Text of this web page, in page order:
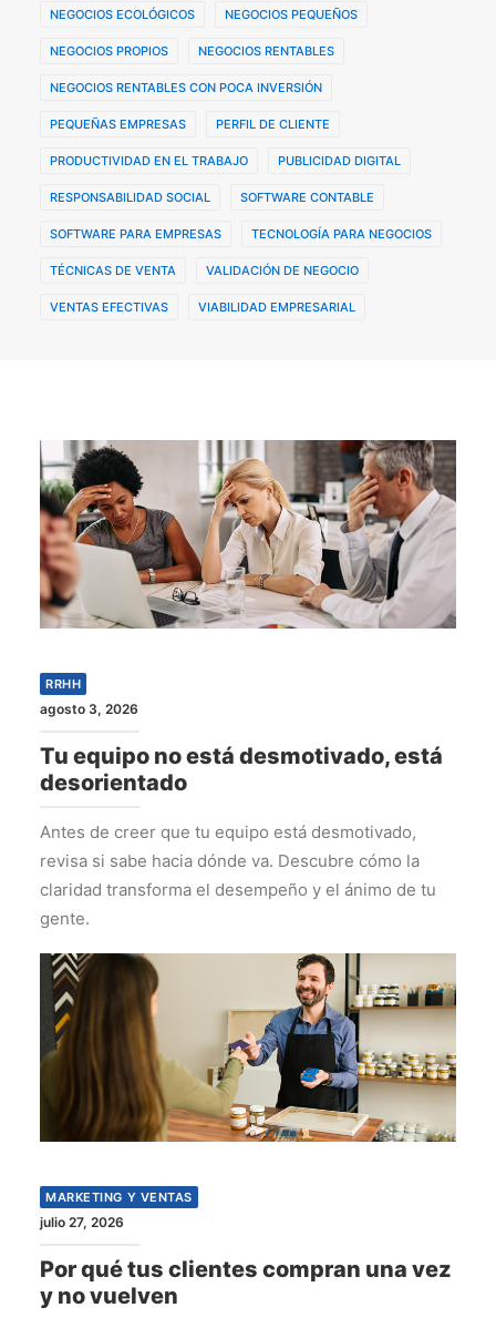
NEGOCIOS ECOLÓGICOS NEGOCIOS PEQUEÑOS
NEGOCIOS PROPIOS NEGOCIOS RENTABLES
NEGOCIOS RENTABLES CON POCA INVERSIÓN
PEQUEÑAS EMPRESAS PERFIL DE CLIENTE
PRODUCTIVIDAD EN EL TRABAJO PUBLICIDAD DIGITAL
RESPONSABILIDAD SOCIAL SOFTWARE CONTABLE
SOFTWARE PARA EMPRESAS TECNOLOGÍA PARA NEGOCIOS
TÉCNICAS DE VENTA VALIDACIÓN DE NEGOCIO
VENTAS EFECTIVAS VIABILIDAD EMPRESARIAL
RRHH
agosto 3, 2026
Tu equipo no está desmotivado, está
desorientado
Antes de creer que tu equipo está desmotivado,
revisa si sabe hacia dónde va. Descubre cómo la
claridad transforma el desempeño y el ánimo de tu
gente.
MARKETING Y VENTAS
julio 27, 2026
Por qué tus clientes compran una vez
y no vuelven